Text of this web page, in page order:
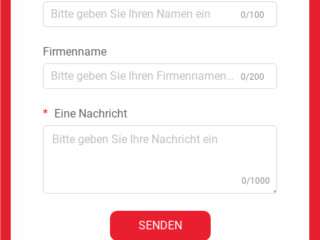
0/100
Firmenname
0/200
Eine Nachricht
0/1000
SENDEN